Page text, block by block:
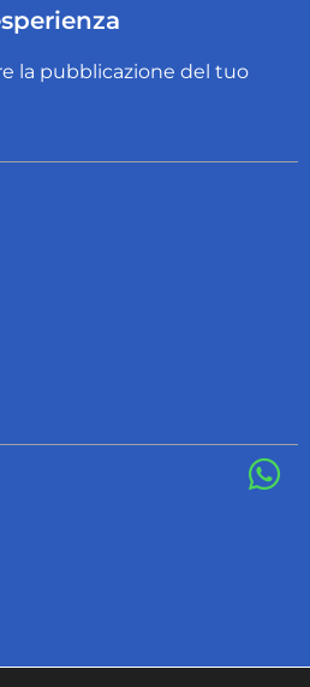
la pubblicazione del tuo